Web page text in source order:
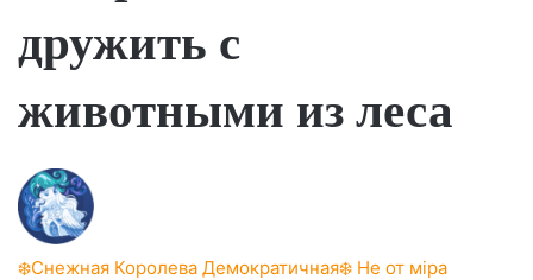
дружить с
животными из леса
❄️Снежная Королева Демократичная❄️ Не от мiра